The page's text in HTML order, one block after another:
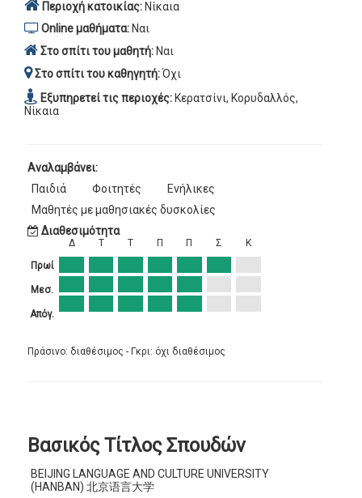
Περιοχή κατοικίας: Νίκαια
Online μαθήματα: Ναι
Στο σπίτι του μαθητή: Ναι
Στο σπίτι του καθηγητή:Όχι
Εξυπηρετεί τις περιοχές: Κερατσίνι, Κορυδαλλός,
Νίκαια
Αναλαμβάνει:
Παιδιά
Φοιτητές
Ενήλικες
Μαθητές με μαθησιακές δυσκολίες
Διαθεσιμότητα
Πρωί
Μεσ.
Απόγ.
Δ Τ Τ Π Π Σ Κ
Πράσινο: διαθέσιμος - Γκρι: όχι διαθέσιμος
Βασικός Τίτλος Σπουδών
BEIJING LANGUAGE AND CULTURE UNIVERSITY
(HANBAN) 北京语言大学